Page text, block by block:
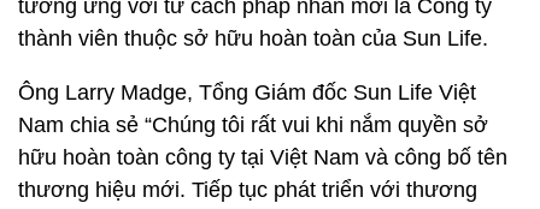
tương ứng với tư cách pháp nhân mới là Công ty
thành viên thuộc sở hữu hoàn toàn của Sun Life.
Ông Larry Madge, Tổng Giám đốc Sun Life Việt
Nam chia sẻ “Chúng tôi rất vui khi nắm quyền sở
hữu hoàn toàn công ty tại Việt Nam và công bố tên
thương hiệu mới. Tiếp tục phát triển với thương